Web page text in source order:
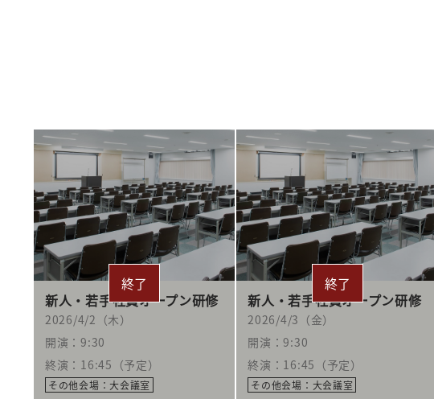
新人・若手社員オープン研修
2026/4/2（木）
開演：9:30
終演：16:45（予定）
その他会場：大会議室
新人・若手社員オープン研修
2026/4/3（金）
開演：9:30
終演：16:45（予定）
その他会場：大会議室